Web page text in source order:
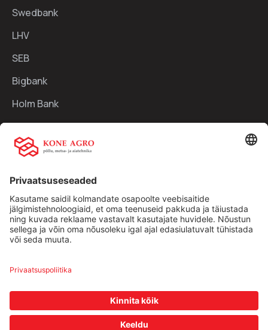
Swedbank
LHV
SEB
Bigbank
Holm Bank
Kiirlingid:
Traktorid
Kasutatud tehnika
Kontakt
Müügitingimused|Privaatsuspoliitika